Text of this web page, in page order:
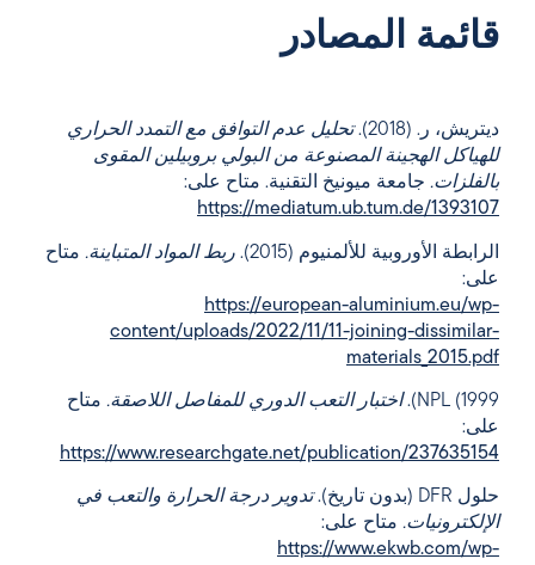
قائمة المصادر
ديتريش، ر. (2018).
تحليل عدم التوافق مع التمدد الحراري
للهياكل الهجينة المصنوعة من البولي بروبيلين المقوى
بالفلزات.
https://mediatum.ub.tum.de/1393107
الرابطة الأوروبية للألمنيوم (2015). ربط المواد المتباينة. متاح
على:
https://european-aluminium.eu/wp-
content/uploads/2022/11/11-joining-dissimilar-
materials_2015.pdf
NPL (1999). اختبار التعب الدوري للمفاصل اللاصقة. متاح
على:
https://www.researchgate.net/publication/237635154
حلول DFR (بدون تاريخ).
تدوير درجة الحرارة والتعب في
الإلكترونيات. متاح على:
https://www.ekwb.com/wp-